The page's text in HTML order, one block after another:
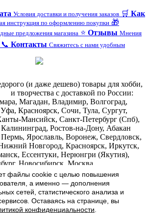
Условия доставки и получения заказов 🛒 Как
инструкция по оформлению покупки 🎁
предложения магазина ⭐ Отзывы Мнения
📞 Контакты Свяжитесь с нами удобным
(и даже дешево) товары для хобби,
и творчества с доставкой по России:
Магадан, Владимир, Волгоград,
Красноярск, Сочи, Тула, Сургут,
Мансийск, Санкт-Петербург (Спб),
Ростов-на-Дону, Абакан
Ярославль, Воронеж, Свердловск,
Новгород, Красноярск, Иркутск,
Ессентуки, Нерюнгри (Якутия),
Новосибирск, Москва.
Эдуардовна ИНН 771207133852 ЕГРИП
.Интернет-магазин Арт-декупаж
скрапбукинг
файлы cookie с целью повышения
а именно — дополнения
сетей, статистического анализа и
Оставаясь на странице, вы
конфиденциальности